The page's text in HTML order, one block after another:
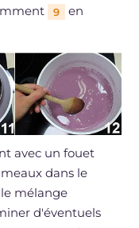
9
en
avec un fouet
dans le
mélange
d'éventuels